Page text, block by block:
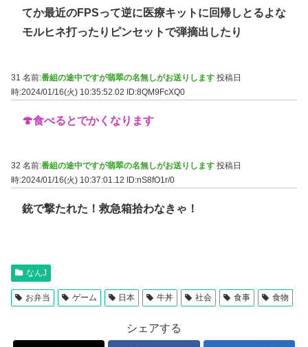
てか最近のFPSって逆に医療キットに回帰しとるよな
モルヒネ打ったりピンセットで弾摘出したり
31 名前:番組の途中ですが翡翠の名無しがお送りします 投稿日
時:2024/01/16(火) 10:35:52.02 ID:8QM9FcXQ0
🍄食べるとでかくなります
32 名前:番組の途中ですが翡翠の名無しがお送りします 投稿日
時:2024/01/16(火) 10:37:01.12
ID:nS8fO1r/0
銃で撃たれた！救急箱拾わなきゃ！
なんJ
お弁当 ゲーム 日本 牛丼 社会 食事 食物
シェアする